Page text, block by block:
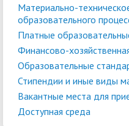
Материально-
образовательного
Платные
Финансово-
Образовательные
Стипендии и иные виды
Вакантные места для
Доступная среда